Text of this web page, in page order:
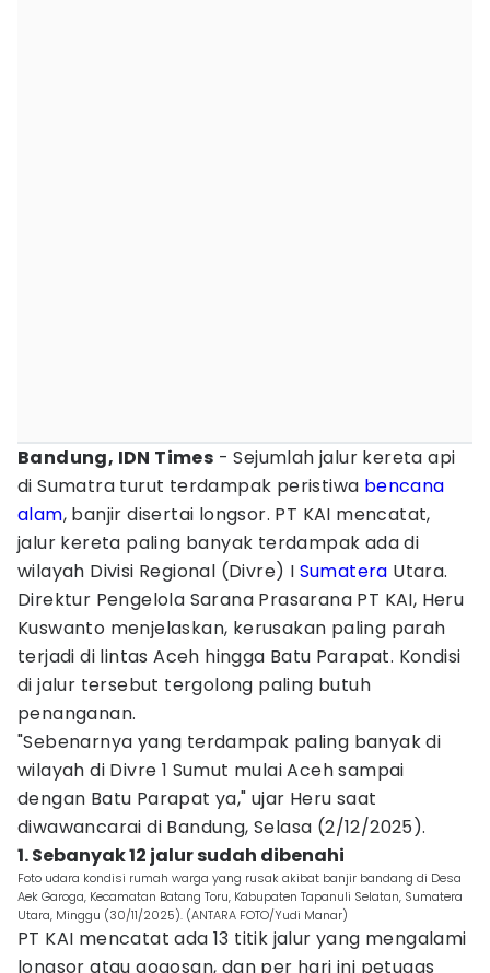
Bandung, IDN Times - Sejumlah jalur kereta api
di Sumatra turut terdampak peristiwa bencana
alam, banjir disertai longsor. PT KAI mencatat,
jalur kereta paling banyak terdampak ada di
wilayah Divisi Regional (Divre) I Sumatera Utara.
Direktur Pengelola Sarana Prasarana PT KAI, Heru
Kuswanto menjelaskan, kerusakan paling parah
terjadi di lintas Aceh hingga Batu Parapat. Kondisi
di jalur tersebut tergolong paling butuh
penanganan.
"Sebenarnya yang terdampak paling banyak di
wilayah di Divre 1 Sumut mulai Aceh sampai
dengan Batu Parapat ya," ujar Heru saat
diwawancarai di Bandung, Selasa (2/12/2025).
1. Sebanyak 12 jalur sudah dibenahi
Foto udara kondisi rumah warga yang rusak akibat banjir bandang di Desa
Aek Garoga, Kecamatan Batang Toru, Kabupaten Tapanuli Selatan, Sumatera
Utara, Minggu (30/11/2025). (ANTARA FOTO/Yudi Manar)
PT KAI mencatat ada 13 titik jalur yang mengalami
longsor atau gogosan, dan per hari ini petugas